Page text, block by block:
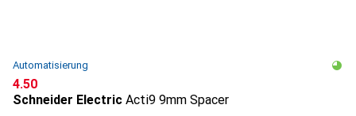
Automatisierung
CHF
4.50
Schneider Electric Acti9 9mm Spacer